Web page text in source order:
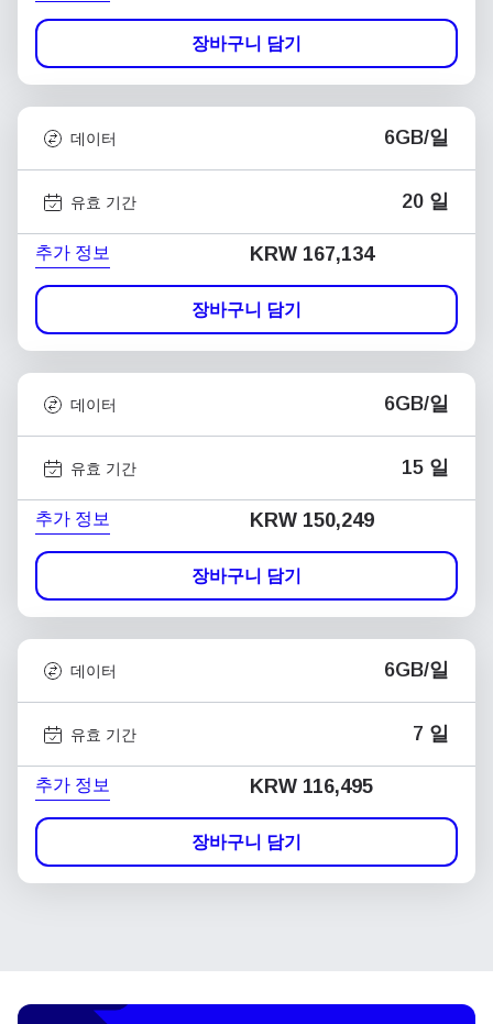
장바구니 담기
데이터 6GB/일
유효 기간 20 일
추가 정보 KRW 167,134
장바구니 담기
데이터 6GB/일
유효 기간 15 일
추가 정보 KRW 150,249
장바구니 담기
데이터 6GB/일
유효 기간 7 일
추가 정보 KRW 116,495
장바구니 담기